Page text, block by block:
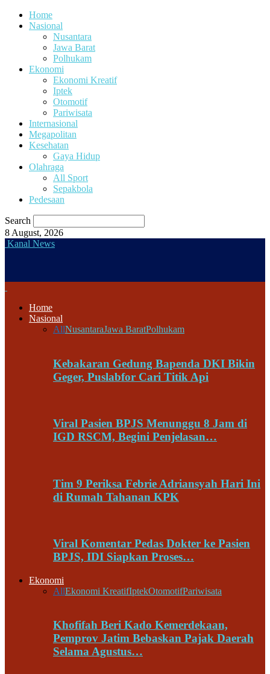
Home
Nasional
Nusantara
Jawa Barat
Polhukam
Ekonomi
Ekonomi Kreatif
Iptek
Otomotif
Pariwisata
Internasional
Megapolitan
Kesehatan
Gaya Hidup
Olahraga
All Sport
Sepakbola
Pedesaan
Search
8 August, 2026
Kanal News
Home
Nasional
AllNusantaraJawa BaratPolhukam
Kebakaran Gedung Bapenda DKI Bikin
Geger, Puslabfor Cari Titik Api
Viral Pasien BPJS Menunggu 8 Jam di
IGD RSCM, Begini Penjelasan…
Tim 9 Periksa Febrie Adriansyah Hari Ini
di Rumah Tahanan KPK
Viral Komentar Pedas Dokter ke Pasien
BPJS, IDI Siapkan Proses…
Ekonomi
AllEkonomi KreatifIptekOtomotifPariwisata
Khofifah Beri Kado Kemerdekaan,
Pemprov Jatim Bebaskan Pajak Daerah
Selama Agustus…